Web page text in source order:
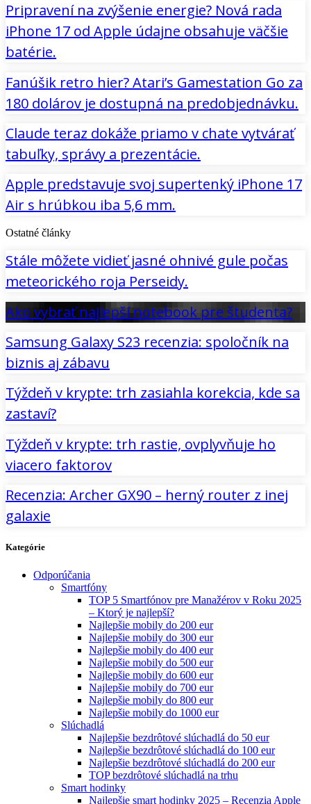
Pripravení na zvýšenie energie? Nová rada
iPhone 17 od Apple údajne obsahuje väčšie
batérie.
Fanúšik retro hier? Atari’s Gamestation Go za
180 dolárov je dostupná na predobjednávku.
Claude teraz dokáže priamo v chate vytvárať
tabuľky, správy a prezentácie.
Apple predstavuje svoj supertenký iPhone 17
Air s hrúbkou iba 5,6 mm.
Ostatné články
Stále môžete vidieť jasné ohnivé gule počas
meteorického roja Perseidy.
Ako vybrať najlepší notebook pre študenta?
Samsung Galaxy S23 recenzia: spoločník na
biznis aj zábavu
Týždeň v krypte: trh zasiahla korekcia, kde sa
zastaví?
Týždeň v krypte: trh rastie, ovplyvňuje ho
viacero faktorov
Recenzia: Archer GX90 – herný router z inej
galaxie
Kategórie
Odporúčania
Smartfóny
TOP 5 Smartfónov pre Manažérov v Roku 2025
– Ktorý je najlepší?
Najlepšie mobily do 200 eur
Najlepšie mobily do 300 eur
Najlepšie mobily do 400 eur
Najlepšie mobily do 500 eur
Najlepšie mobily do 600 eur
Najlepšie mobily do 700 eur
Najlepšie mobily do 800 eur
Najlepšie mobily do 1000 eur
Slúchadlá
Najlepšie bezdrôtové slúchadlá do 50 eur
Najlepšie bezdrôtové slúchadlá do 100 eur
Najlepšie bezdrôtové slúchadlá do 200 eur
TOP bezdrôtové slúchadlá na trhu
Smart hodinky
Najlepšie smart hodinky 2025 – Recenzia Apple